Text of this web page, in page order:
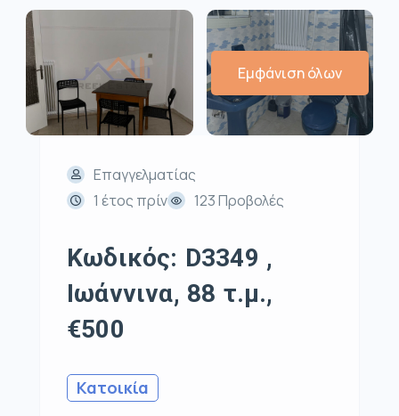
Εμφάνιση όλων
Επαγγελματίας
1 έτος πρίν
123 Προβολές
Κωδικός: D3349 ,
Ιωάννινα, 88 τ.μ.,
€500
Κατοικία